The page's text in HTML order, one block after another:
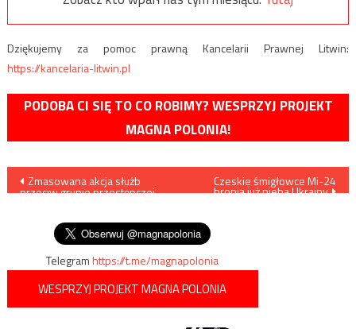
Dziękujemy za pomoc prawną Kancelarii Prawnej Litwin:
https://kancelaria-litwin.pl
PODOBA CI SIĘ TO CO ROBIMY? WESPRZYJ PROJEKT
MAGNA POLONIA!
Nawigacja
Zmasowana akcja służb
przeciw grupie przestępczej
Czeskie śmigłowce Mi-24
bronią już nieba Ukrainy
Telegramhttps://t.me/magnapolonia
WESPRZYJ PROJEKT MAGNA POLONIA